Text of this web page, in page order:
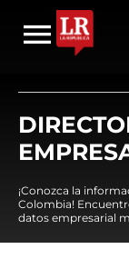
¡Conozca la
Colombia!
datos empresarial